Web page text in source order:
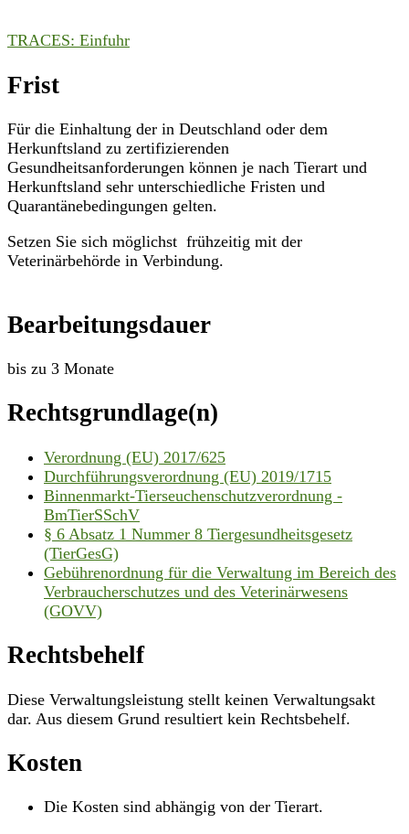
TRACES: Einfuhr
Frist
Für die Einhaltung der in Deutschland oder dem
Herkunftsland zu zertifizierenden
Gesundheitsanforderungen können je nach Tierart und
Herkunftsland sehr unterschiedliche Fristen und
Quarantänebedingungen gelten.
Setzen Sie sich möglichst frühzeitig mit der
Veterinärbehörde in Verbindung.
Bearbeitungsdauer
bis zu 3 Monate
Rechtsgrundlage(n)
Verordnung (EU) 2017/625
Durchführungsverordnung (EU) 2019/1715
Binnenmarkt-Tierseuchenschutzverordnung -
BmTierSSchV
§ 6 Absatz 1 Nummer 8 Tiergesundheitsgesetz
(TierGesG)
Gebührenordnung für die Verwaltung im Bereich des
Verbraucherschutzes und des Veterinärwesens
(GOVV)
Rechtsbehelf
Diese Verwaltungsleistung stellt keinen Verwaltungsakt
dar. Aus diesem Grund resultiert kein Rechtsbehelf.
Kosten
Die Kosten sind abhängig von der Tierart.